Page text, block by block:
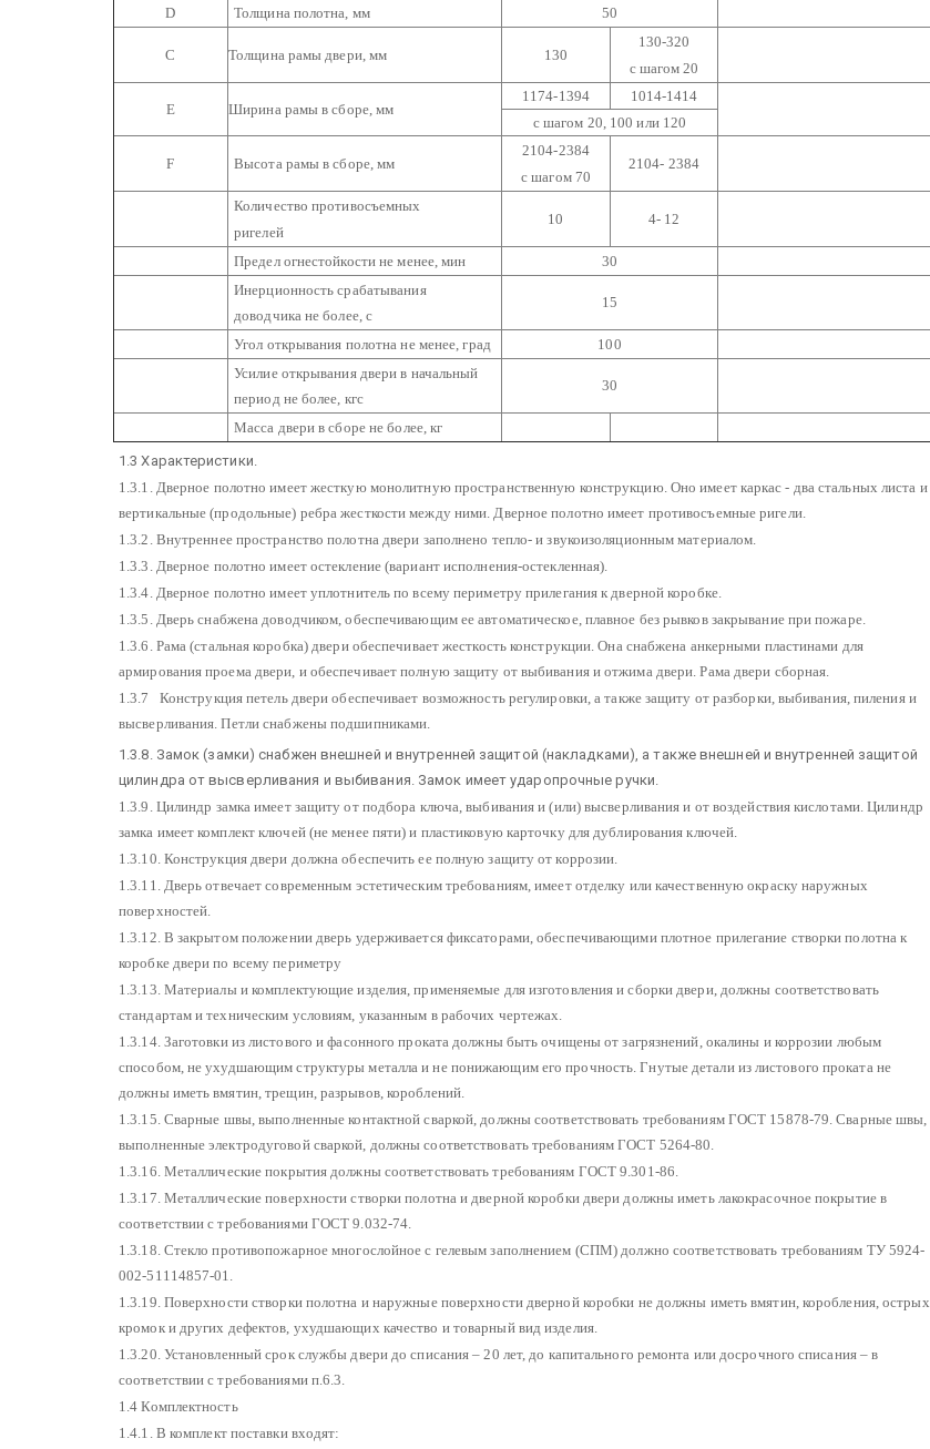
D
Толщина полотна, мм 50
С Толщина рамы двери, мм 130
130-320
с шагом 20
Е Ширина рамы в сборе, мм
1174-1394
1014-1414
с шагом 20, 100 или 120
F Высота рамы в сборе, мм
2104-2384
с шагом 70
2104- 2384
Количество противосъемных
ригелей
10 4- 12
Предел огнестойкости не менее, мин
30
Инерционность срабатывания
доводчика не более, с
15
Угол открывания полотна не менее, град
100
Усилие открывания двери в начальный
период не более, кгс
30
Масса двери в сборе не более, кг
1.3 Характеристики.
1.3.1. Дверное полотно имеет жесткую монолитную пространственную конструкцию. Оно имеет каркас - два стальных листа и
вертикальные (продольные) ребра жесткости между ними. Дверное полотно имеет противосъемные ригели.
1.3.2. Внутреннее пространство полотна двери заполнено тепло- и звукоизоляционным материалом.
1.3.3. Дверное полотно имеет остекление (вариант исполнения-остекленная).
1.3.4. Дверное полотно имеет уплотнитель по всему периметру прилегания к дверной коробке.
1.3.5. Дверь снабжена доводчиком, обеспечивающим ее автоматическое, плавное без рывков закрывание при пожаре.
1.3.6. Рама (стальная коробка) двери обеспечивает жесткость конструкции. Она снабжена анкерными пластинами для
армирования проема двери, и обеспечивает полную защиту от выбивания и отжима двери. Рама двери сборная.
1.3.7 Конструкция петель двери обеспечивает возможность регулировки, а также защиту от разборки, выбивания, пиления и
высверливания. Петли снабжены подшипниками.
1.3.8. Замок (замки) снабжен внешней и внутренней защитой (накладками), а также внешней и внутренней защитой
цилиндра от высверливания и выбивания. Замок имеет ударопрочные ручки.
1.3.9. Цилиндр замка имеет защиту от подбора ключа, выбивания и (или) высверливания и от воздействия кислотами. Цилиндр
замка имеет комплект ключей (не менее пяти) и пластиковую карточку для дублирования ключей.
1.3.10. Конструкция двери должна обеспечить ее полную защиту от коррозии.
1.3.11. Дверь отвечает современным эстетическим требованиям, имеет отделку или качественную окраску наружных
поверхностей.
1.3.12. В закрытом положении дверь удерживается фиксаторами, обеспечивающими плотное прилегание створки полотна к
коробке двери по всему периметру
1.3.13. Материалы и комплектующие изделия, применяемые для изготовления и сборки двери, должны соответствовать
стандартам и техническим условиям, указанным в рабочих чертежах.
1.3.14. Заготовки из листового и фасонного проката должны быть очищены от загрязнений, окалины и коррозии любым
способом, не ухудшающим структуры металла и не понижающим его прочность. Гнутые детали из листового проката не
должны иметь вмятин, трещин, разрывов, короблений.
1.3.15. Сварные швы, выполненные контактной сваркой, должны соответствовать требованиям ГОСТ 15878-79. Сварные швы,
выполненные электродуговой сваркой, должны соответствовать требованиям ГОСТ 5264-80.
1.3.16. Металлические покрытия должны соответствовать требованиям ГОСТ 9.301-86.
1.3.17. Металлические поверхности створки полотна и дверной коробки двери должны иметь лакокрасочное покрытие в
соответствии с требованиями ГОСТ 9.032-74.
1.3.18. Стекло противопожарное многослойное с гелевым заполнением (СПМ) должно соответствовать требованиям ТУ 5924-
002-51114857-01.
1.3.19. Поверхности створки полотна и наружные поверхности дверной коробки не должны иметь вмятин, коробления, острых
кромок и других дефектов, ухудшающих качество и товарный вид изделия.
1.3.20. Установленный срок службы двери до списания – 20 лет, до капитального ремонта или досрочного списания – в
соответствии с требованиями п.6.3.
1.4 Комплектность
1.4.1. В комплект поставки входят: